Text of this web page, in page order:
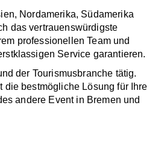
Nordamerika, Südamerika
das vertrauenswürdigste
professionellen Team und
Service garantieren.
der Tourismusbranche tätig.
die bestmögliche Lösung für Ihre
andere Event in Bremen und